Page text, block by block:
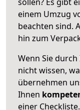
einem Umzug
beachten sind.
hin zum
Wenn Sie
nicht wissen,
übernehmen
Ihnen
einer Checkliste.